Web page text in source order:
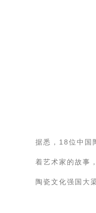
据悉，18位中国
着艺术家的故事
陶瓷文化强国大